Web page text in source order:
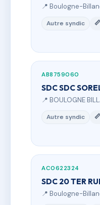
📍 Boulogne-
Autre syndic
AB8759060
SDC SDC
📍 BOULOGNE
Autre syndic
AC0622324
SDC 20 TER
📍 Boulogne-